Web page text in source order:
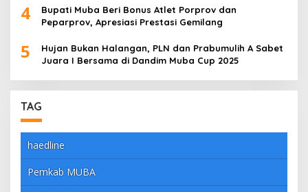
4
Bupati Muba Beri Bonus Atlet Porprov dan
Peparprov, Apresiasi Prestasi Gemilang
5
Hujan Bukan Halangan, PLN dan Prabumulih A Sabet
Juara I Bersama di Dandim Muba Cup 2025
TAG
haedline
Pemkab MUBA